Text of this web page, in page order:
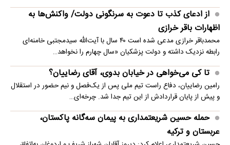
از ادعای کذب تا دعوت به سرنگونی دولت/ واکنش‌ها به
اظهارات باقر خرازی‌
محمدباقر خرازی مدعی شده است ۴۰ سال با آیت‌الله سیدمجتبی خامنه‌ای
رابطه نزدیک داشته و دولت پزشکیان «سال چهارم را نخواهد…
تا کی می‌خواهی در خیابان بدوی، آقای رضاییان؟
رامین رضاییان، دفاع راست تیم ملی پس از یک‌فصل و نیم حضور در استقلال
و پیش از پایان قراردادش از این تیم جدا شد. چرخه‌ای…
حمله حسین شریعتمداری به پیمان سه‌گانه پاکستان،
عربستان و ترکیه